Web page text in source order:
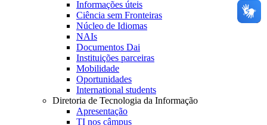
Informações úteis
Ciência sem Fronteiras
Núcleo de Idiomas
NAIs
Documentos Dai
Instituições parceiras
Mobilidade
Oportunidades
International students
Diretoria de Tecnologia da Informação
Apresentação
TI nos câmpus